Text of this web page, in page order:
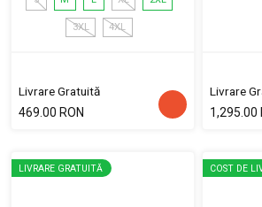
3XL 4XL
Livrare Gratuită
469.00 RON
Livrare
1,295.00
LIVRARE GRATUITĂ COST DE